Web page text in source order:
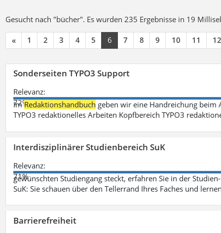
Gesucht nach "bücher". Es wurden 235 Ergebnisse in 19
« 1 2 3 4 5 6 7 8 9 10 11 12
Sonderseiten TYPO3 Support
Relevanz:
72%
ImRedaktionshandbuch geben wir eine Handreichung beim
TYPO3 redaktionelles Arbeiten Kopfbereich TYPO3
Interdisziplinärer Studienbereich SuK
Relevanz:
71%
gewünschten Studiengang steckt, erfahren Sie in der
SuK: Sie schauen über den Tellerrand Ihres Faches und
Barrierefreiheit